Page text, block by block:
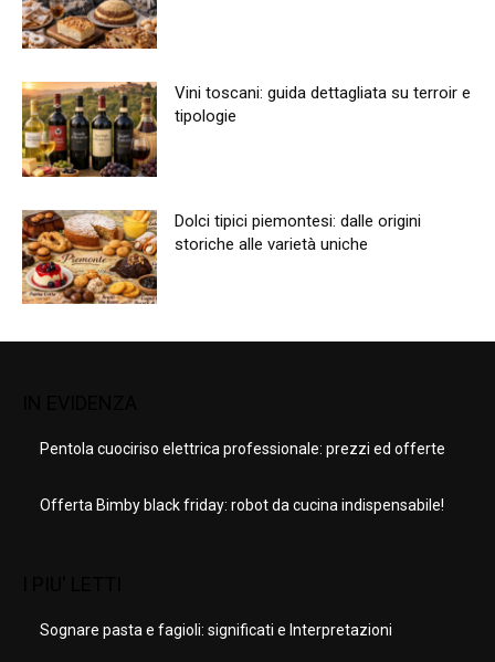
Vini toscani: guida dettagliata su terroir e
tipologie
Dolci tipici piemontesi: dalle origini
storiche alle varietà uniche
Pentola cuociriso elettrica professionale: prezzi ed offerte
Offerta Bimby black friday: robot da cucina indispensabile!
Sognare pasta e fagioli: significati e Interpretazioni